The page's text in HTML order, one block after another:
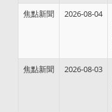
焦點新聞 2026-08-04
焦點新聞 2026-08-03